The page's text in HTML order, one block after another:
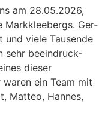
am 28.05.2026,
Markklee­bergs. Ger­
und viele Tausende
sehr beein­druck­
dieser
ein Team mit
Mat­teo, Hannes,